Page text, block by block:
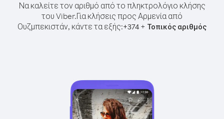
Να καλείτε τον αριθμό από το πληκτρολόγιο κλήσης
του Viber.Για κλήσεις προς Αρμενία από
Ουζμπεκιστάν, κάντε τα εξής:+374 + Τοπικός αριθμός